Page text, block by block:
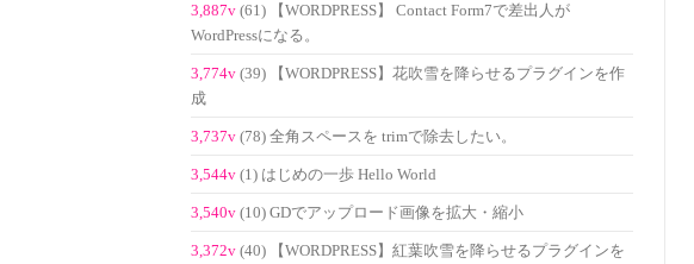
3,887v (61) 【WORDPRESS】 Contact Form7で差出人が
WordPressになる。
3,774v (39) 【WORDPRESS】花吹雪を降らせるプラグインを作
成
3,737v (78) 全角スペースを trimで除去したい。
3,544v (1) はじめの一歩 Hello World
3,540v (10) GDでアップロード画像を拡大・縮小
3,372v (40) 【WORDPRESS】紅葉吹雪を降らせるプラグインを